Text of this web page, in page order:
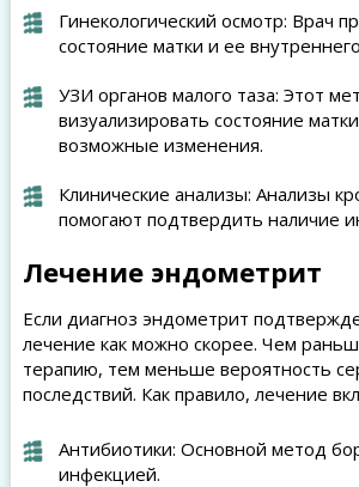
Гинекологический осмотр: Врач
состояние матки и ее
УЗИ органов малого таза: Этот
визуализировать состояние
возможные изменения.
Клинические анализы: Анализы
помогают подтвердить наличие
Лечение эндометрит
Если диагноз эндометрит
лечение как можно скорее. Чем
терапию, тем меньше вероятность
последствий. Как правило, лечение
Антибиотики: Основной метод
инфекцией.